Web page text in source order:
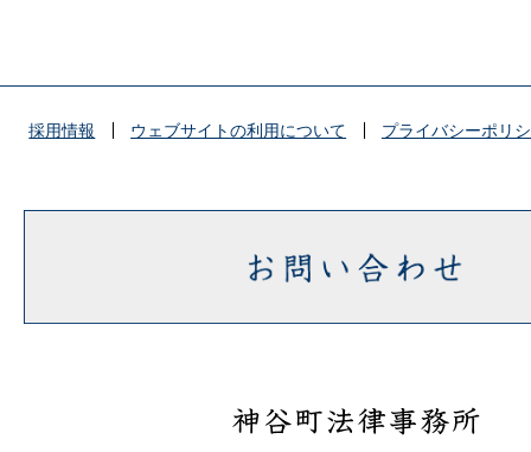
採用情報 ウェブサイトの利用について プライバシーポリ